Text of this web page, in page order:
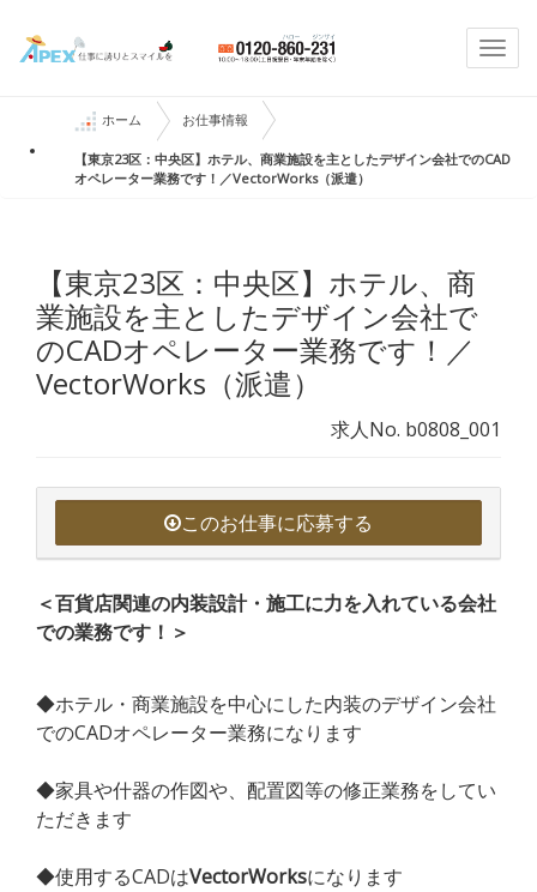
ホーム お仕事情報
【東京23区：中央区】ホテル、商業施設を主としたデザイン会社でのCAD
オペレーター業務です！／VectorWorks（派遣）
【東京23区：中央区】ホテル、商
業施設を主としたデザイン会社で
のCADオペレーター業務です！／
VectorWorks（派遣）
求人No. b0808_001
このお仕事に応募する
＜百貨店関連の内装設計・施工に力を入れている会社
での業務です！＞
◆ホテル・商業施設を中心にした内装のデザイン会社
でのCADオペレーター業務になります
◆家具や什器の作図や、配置図等の修正業務をしてい
ただきます
◆使用するCADはVectorWorksになります